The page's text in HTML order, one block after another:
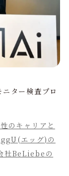
ター検査プロ
のキャリアと
エッグ)の
社BeLiebeの